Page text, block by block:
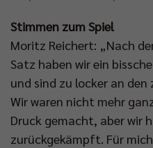
Stimmen zum Spiel
Moritz Reichert: „Nach
Satz haben wir ein
und sind zu locker an
Wir waren nicht mehr
Druck gemacht, aber wir
zurückgekämpft. Für